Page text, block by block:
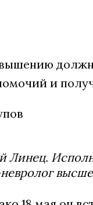
и
Линец.